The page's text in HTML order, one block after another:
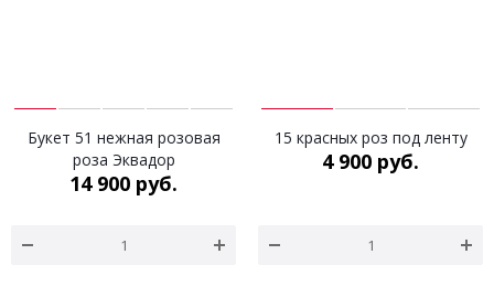
Букет 51 нежная розовая
роза Эквадор
14 900 руб.
15 красных роз под ленту
4 900 руб.